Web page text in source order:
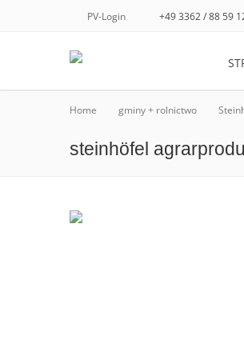
+49 3362 / 88 59
PV-Login
Home gminy + rolnictwo
steinhöfel